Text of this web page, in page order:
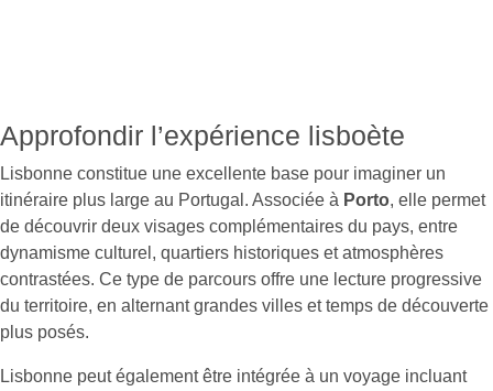
Approfondir l’expérience lisboète
Lisbonne constitue une excellente base pour imaginer un
itinéraire plus large au Portugal. Associée à Porto, elle permet
de découvrir deux visages complémentaires du pays, entre
dynamisme culturel, quartiers historiques et atmosphères
contrastées. Ce type de parcours offre une lecture progressive
du territoire, en alternant grandes villes et temps de découverte
plus posés.
Lisbonne peut également être intégrée à un voyage incluant